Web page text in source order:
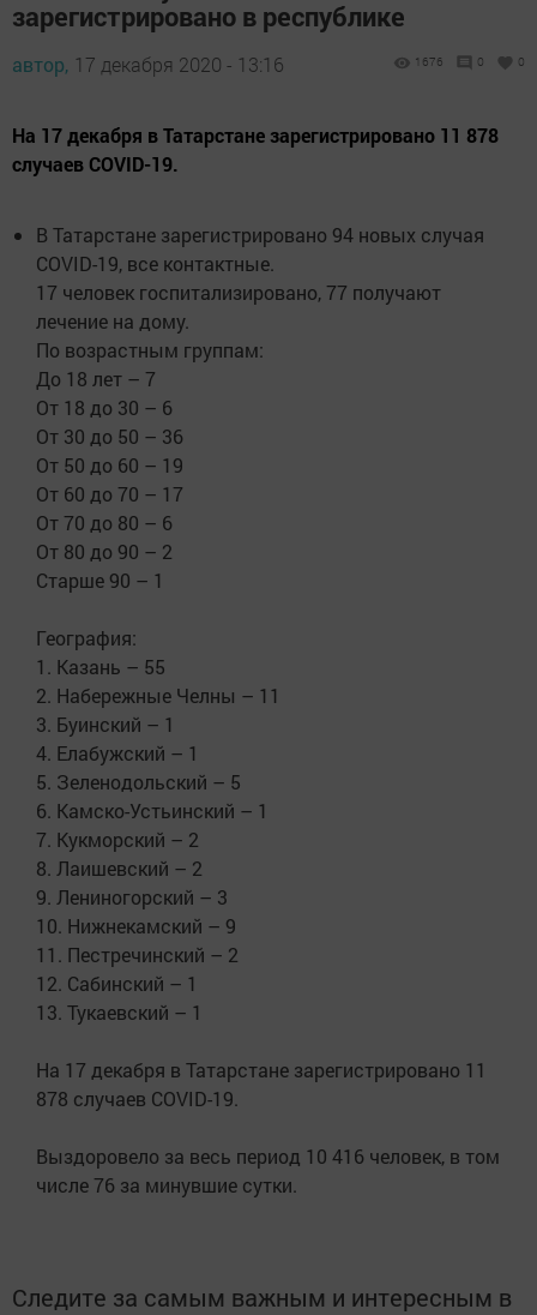
зарегистрировано в республике
автор, 17 декабря 2020 - 13:16 1676 0 0
На 17 декабря в Татарстане зарегистрировано 11 878
случаев COVID-19.
В Татарстане зарегистрировано 94 новых случая
COVID-19, все контактные.
17 человек госпитализировано, 77 получают
лечение на дому.
По возрастным группам:
До 18 лет – 7
От 18 до 30 – 6
От 30 до 50 – 36
От 50 до 60 – 19
От 60 до 70 – 17
От 70 до 80 – 6
От 80 до 90 – 2
Старше 90 – 1
География:
1. Казань – 55
2. Набережные Челны – 11
3. Буинский – 1
4. Елабужский – 1
5. Зеленодольский – 5
6. Камско-Устьинский – 1
7. Кукморский – 2
8. Лаишевский – 2
9. Лениногорский – 3
10. Нижнекамский – 9
11. Пестречинский – 2
12. Сабинский – 1
13. Тукаевский – 1
На 17 декабря в Татарстане зарегистрировано 11
878 случаев COVID-19.
Выздоровело за весь период 10 416 человек, в том
числе 76 за минувшие сутки.
Следите за самым важным и интересным в